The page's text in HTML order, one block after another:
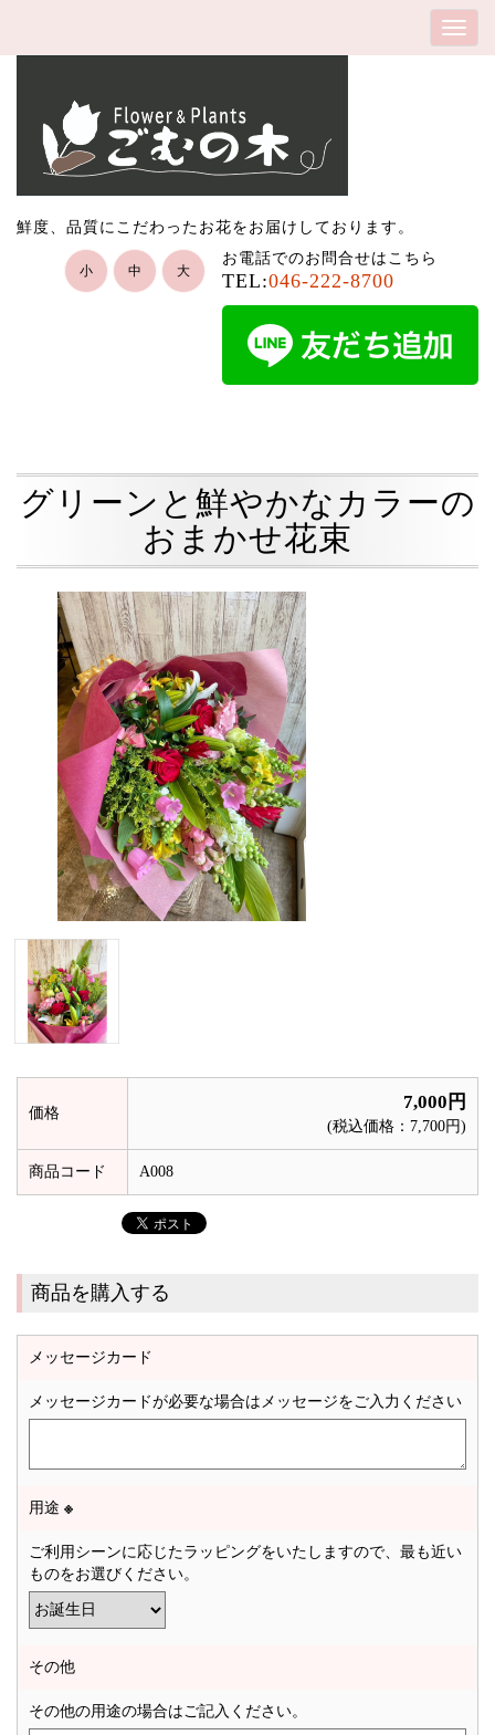
鮮度、品質にこだわったお花をお届けしております。
お電話でのお問合せはこちら
TEL:046-222-8700
小 中 大
グリーンと鮮やかなカラーの
おまかせ花束
価格
7,000円
(税込価格：7,700円)
商品コード A008
商品を購入する
メッセージカード
メッセージカードが必要な場合はメッセージをご入力ください
用途 ※
ご利用シーンに応じたラッピングをいたしますので、最も近い
ものをお選びください。
その他
その他の用途の場合はご記入ください。